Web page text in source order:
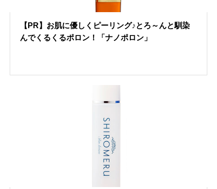
【PR】お肌に優しくピーリング♪とろ～んと馴染
んでくるくるポロン！「ナノポロン」